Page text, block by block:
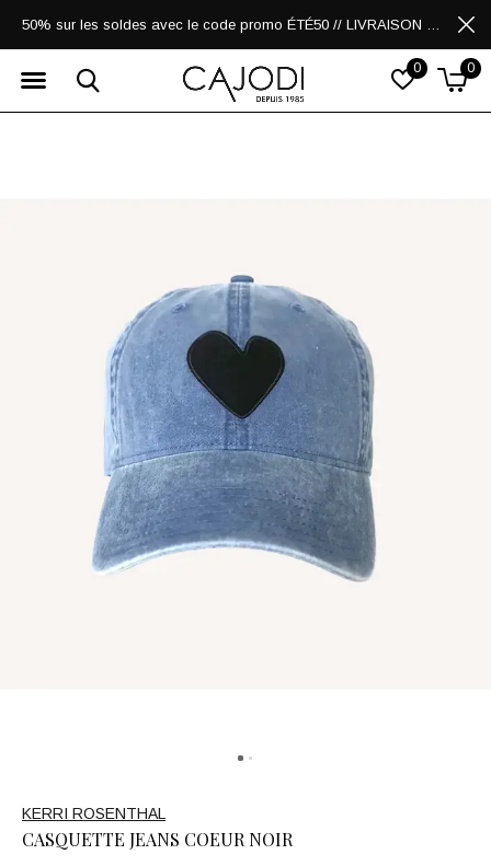
0 0
50% sur les soldes avec le code promo ÉTÉ50 // LIVRAISON GRATUITE POUR LES ACHATS DE 250$ ET PLUS
KERRI ROSENTHAL
CASQUETTE JEANS COEUR NOIR